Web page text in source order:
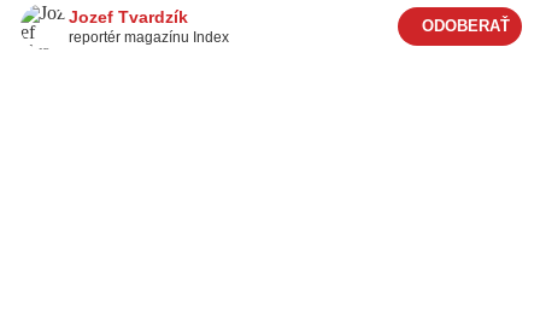
Jozef Tvardzík
reportér magazínu Index